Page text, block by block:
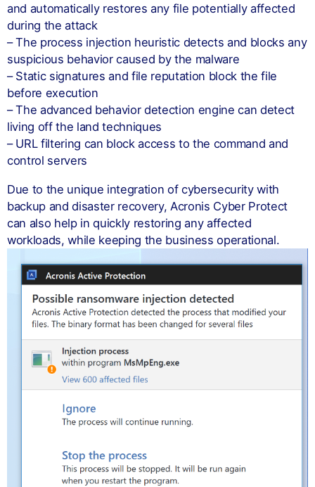
and automatically restores any file potentially affected
during the attack
– The process injection heuristic detects and blocks any
suspicious behavior caused by the malware
– Static signatures and file reputation block the file
before execution
– The advanced behavior detection engine can detect
living off the land techniques
– URL filtering can block access to the command and
control servers
Due to the unique integration of cybersecurity with
backup and disaster recovery, Acronis Cyber Protect
can also help in quickly restoring any affected
workloads, while keeping the business operational.